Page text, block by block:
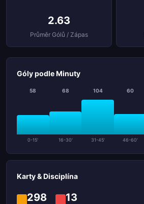
2.63
Průměr Gólů / Zápas
Góly podle Minuty
58
0-15'
68
16-30'
104
31-45'
60
46-60'
Karty & Disciplína
298 13